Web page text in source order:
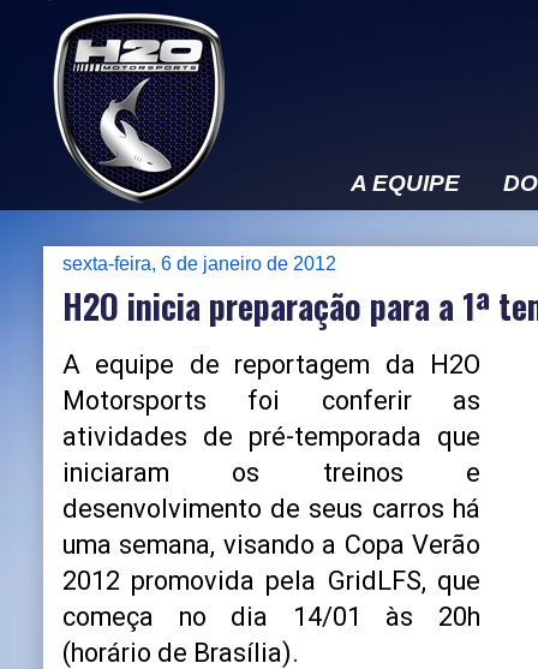
A EQUIPE
sexta-feira, 6 de janeiro de 2012
H2O inicia preparação para a 1ª
A equipe de reportagem da H2O
Motorsports foi conferir as
atividades de pré-temporada que
iniciaram os treinos e
desenvolvimento de seus carros há
uma semana, visando a Copa Verão
2012 promovida pela GridLFS, que
começa no dia 14/01 às 20h
(horário de Brasília).